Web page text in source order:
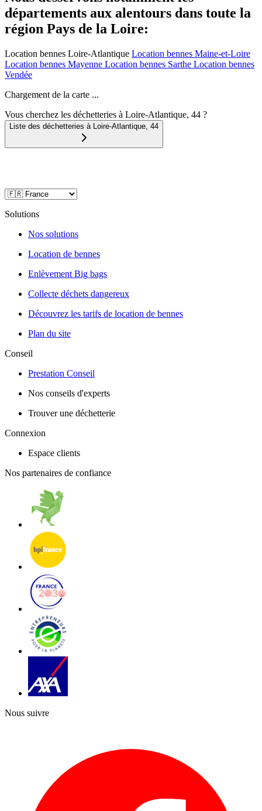
départements aux alentours dans toute la
région Pays de la Loire:
Location bennes Loire-Atlantique Location bennes Maine-et-Loire
Location bennes Mayenne Location bennes Sarthe Location bennes
Vendée
Chargement de la carte ...
Vous cherchez les déchetteries à Loire-Atlantique, 44 ?
Liste des déchetteries à Loire-Atlantique 44
Solutions
Nos solutions
Location de bennes
Enlèvement Big bags
Collecte déchets dangereux
Découvrez les tarifs de location de bennes
Plan du site
Conseil
Prestation Conseil
Nos conseils d'experts
Trouver une déchetterie
Connexion
Espace clients
Nos partenaires de confiance
Nous suivre